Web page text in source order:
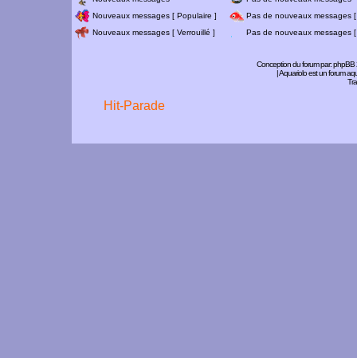
Nouveaux messages [ Populaire ]
Pas de nouveaux messages
Nouveaux messages [ Verrouillé ]
Pas de nouveaux messages [
Conception du forum par:phpBB
| Aquariolo est un forum